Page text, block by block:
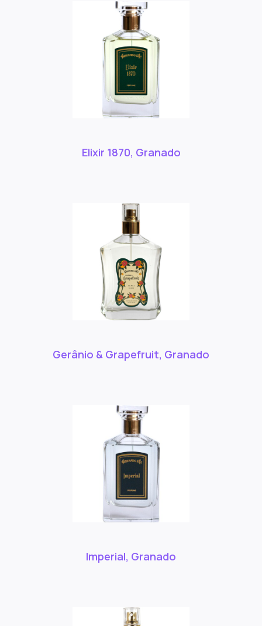
Elixir 1870, Granado
Gerânio & Grapefruit, Granado
Imperial, Granado